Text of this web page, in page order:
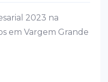
2023 na
em Vargem Grande